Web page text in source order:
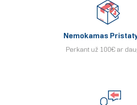
Nemokamas
Perkant už 100€ ar